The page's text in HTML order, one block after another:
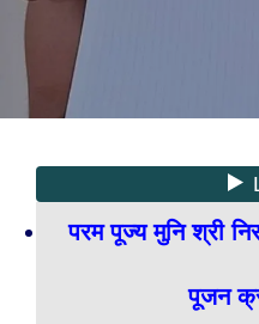
परम पूज्य मुनि श्री
पूजन